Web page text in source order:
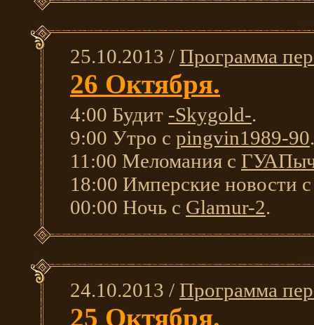
25.10.2013 / Программа
26 Октября.
4:00 Будит -Skygold-.
9:00 Утро с pingvin1989-90.
11:00 Меломания с
18:00 Имперские новости
00:00 Ночь с Glamur-2.
24.10.2013 / Программа
25 Октября.